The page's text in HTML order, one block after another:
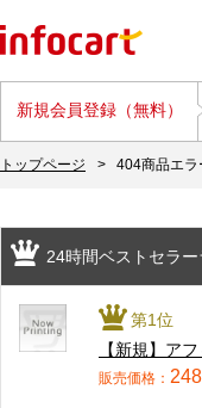
新規会員登録（無料）
トップページ > 404商品エラ
24時間ベストセラ
第1位
【新規】ア
販売価格：